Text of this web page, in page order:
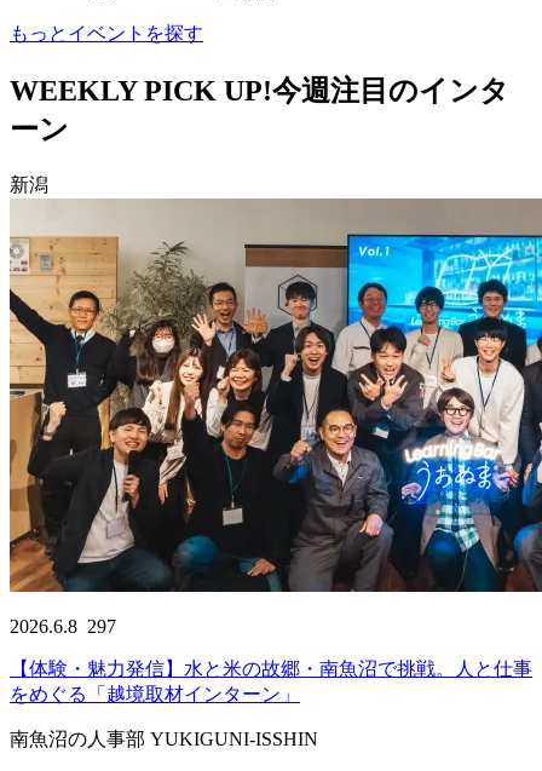
もっとイベントを探す
WEEKLY PICK UP!今週注目のインタ
ーン
新潟
2026.6.8 297
【体験・魅力発信】水と米の故郷・南魚沼で挑戦。人と仕事
をめぐる「越境取材インターン」
南魚沼の人事部 YUKIGUNI-ISSHIN